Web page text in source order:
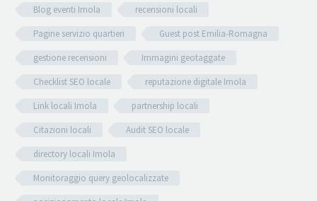
Blog eventi Imola
recensioni locali
Pagine servizio quartieri
Guest post Emilia-Romagna
gestione recensioni
Immagini geotaggate
Checklist SEO locale
reputazione digitale Imola
Link locali Imola
partnership locali
Citazioni locali
Audit SEO locale
directory locali Imola
Monitoraggio query geolocalizzate